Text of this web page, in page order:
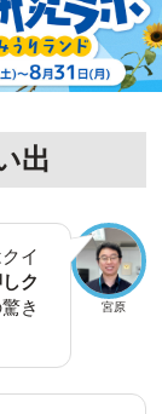
出
宮原
イ
ク
き